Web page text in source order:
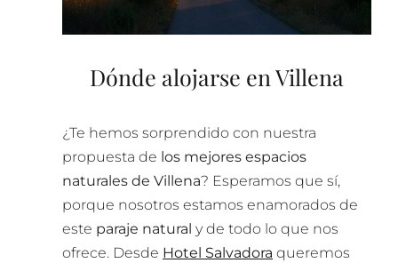
Dónde alojarse en Villena
¿Te hemos sorprendido con nuestra
propuesta de los mejores espacios
naturales de Villena? Esperamos que sí,
porque nosotros estamos enamorados de
este paraje natural y de todo lo que nos
ofrece. Desde Hotel Salvadora queremos